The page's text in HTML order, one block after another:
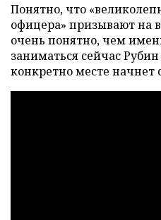
Понятно, что
офицера» призывают на
очень понятно, чем
заниматься сейчас
конкретно месте начнет